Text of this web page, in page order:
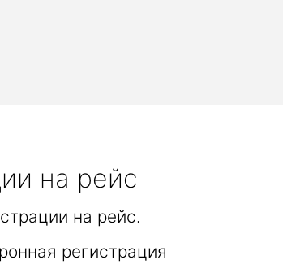
на рейс
на рейс.
регистрация